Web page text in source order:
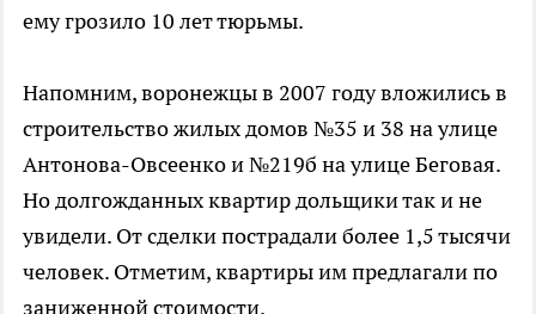
ему грозило 10 лет тюрьмы.
Напомним, воронежцы в 2007 году вложились в
строительство жилых домов №35 и 38 на улице
Антонова-Овсеенко и №219б на улице Беговая.
Но долгожданных квартир дольщики так и не
увидели. От сделки пострадали более 1,5 тысячи
человек. Отметим, квартиры им предлагали по
заниженной стоимости.